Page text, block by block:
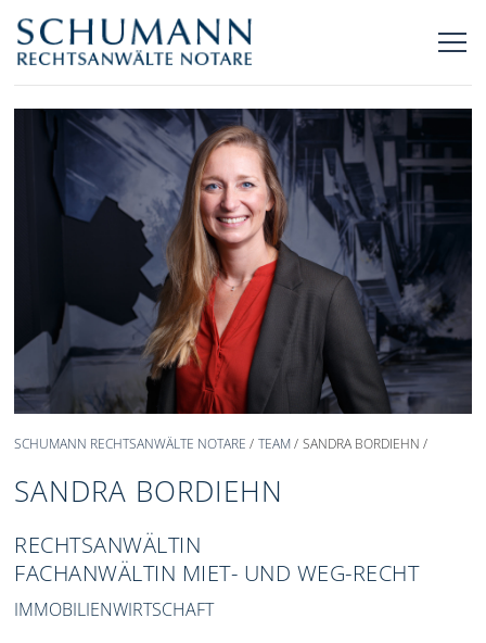
SCHUMANN RECHTSANWÄLTE NOTARE TEAM SANDRA BORDIEHN
SANDRA BORDIEHN
RECHTSANWÄLTIN
FACHANWÄLTIN MIET- UND WEG-RECHT
IMMOBILIENWIRTSCHAFT